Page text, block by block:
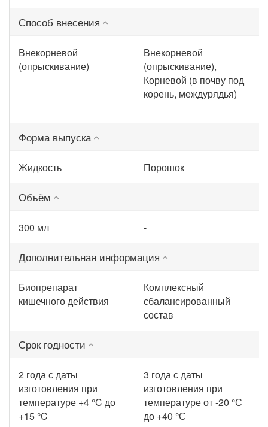
Способ внесения
Внекорневой
(опрыскивание)
Внекорневой
(опрыскивание),
Корневой (в почву под
корень, междурядья)
Форма выпуска
Жидкость Порошок
Объём
300 мл -
Дополнительная информация
Биопрепарат
кишечного действия
Комплексный
сбалансированный
состав
Срок годности
2 года с даты
изготовления при
температуре +4 °C до
+15 °C
3 года с даты
изготовления при
температуре от -20 °С
до +40 °С